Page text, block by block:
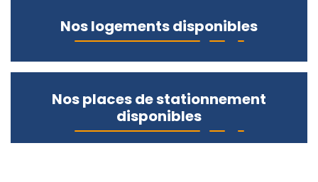
Nos logements disponibles
Nos places de stationnement
disponibles